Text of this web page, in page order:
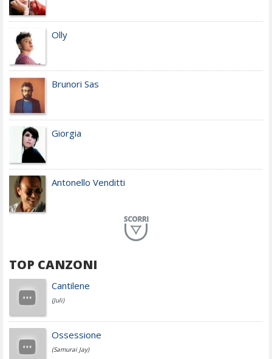
Olly
Brunori Sas
Giorgia
Antonello Venditti
Achille Lauro
Cesare Cremonini
TOP CANZONI
Cantilene
(Juli)
Ossessione
(Samurai Jay)